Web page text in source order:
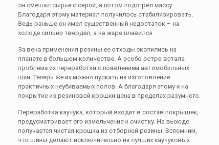
он смешал сырье с серой, а потом подогрел массу.
Благодаря этому материал получилось стабилизировать.
Ведь раньше он имел существенный недостаток – на
холоде сильно твердел, а на жаре плавился.
За века применения резины ее отходы скопились на
планете в большом количестве. А особо остро встала
проблема их переработки с появлением автомобильных
шин. Теперь же их можно пускать на изготовление
практичных неубиваемых полов. А благодаря этому и на
покрытие из резиновой крошки цена в пределах разумного.
Переработка каучука, который входит в состав покрышек,
предусматривает его измельчение и очистку. На выходе
получается чистая крошка из отборной резины. Вспомним,
что шины делают исключительно из лучших каучуковых